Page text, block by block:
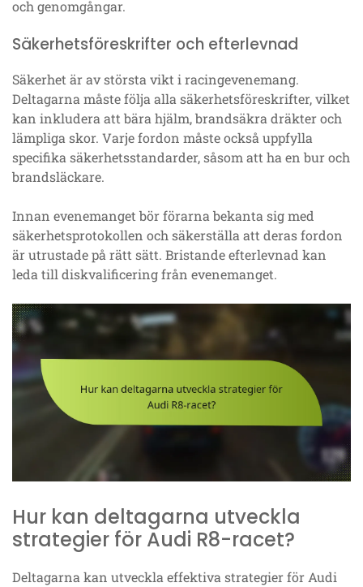
och genomgångar.
Säkerhetsföreskrifter och efterlevnad
Säkerhet är av största vikt i racingevenemang.
Deltagarna måste följa alla säkerhetsföreskrifter, vilket
kan inkludera att bära hjälm, brandsäkra dräkter och
lämpliga skor. Varje fordon måste också uppfylla
specifika säkerhetsstandarder, såsom att ha en bur och
brandsläckare.
Innan evenemanget bör förarna bekanta sig med
säkerhetsprotokollen och säkerställa att deras fordon
är utrustade på rätt sätt. Bristande efterlevnad kan
leda till diskvalificering från evenemanget.
Hur kan deltagarna utveckla
strategier för Audi R8-racet?
Deltagarna kan utveckla effektiva strategier för Audi